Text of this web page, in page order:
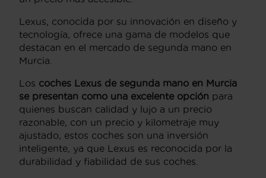
Lexus, conocida por su innovación en diseño y
tecnología, ofrece una gama de modelos que
destacan en el mercado de segunda mano en
Murcia.
Los coches Lexus de segunda mano en Murcia
se presentan como una excelente opción para
quienes buscan calidad y lujo a un precio
razonable, con un precio y kilometraje muy
ajustado, estos coches son una inversión
inteligente, ya que Lexus es reconocida por la
durabilidad y fiabilidad de sus coches.